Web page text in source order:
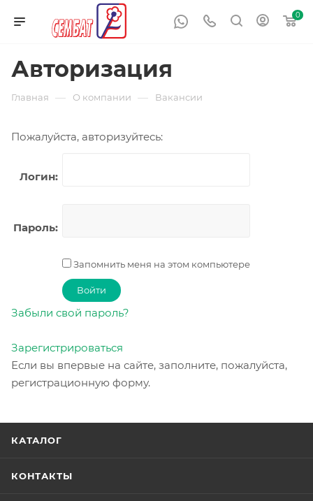
0
Авторизация
Главная — О компании — Вакансии
Пожалуйста, авторизуйтесь:
Логин:
Пароль:
Запомнить меня на этом компьютере
Забыли свой пароль?
Зарегистрироваться
Если вы впервые на сайте, заполните, пожалуйста,
регистрационную форму.
КАТАЛОГ
КОНТАКТЫ